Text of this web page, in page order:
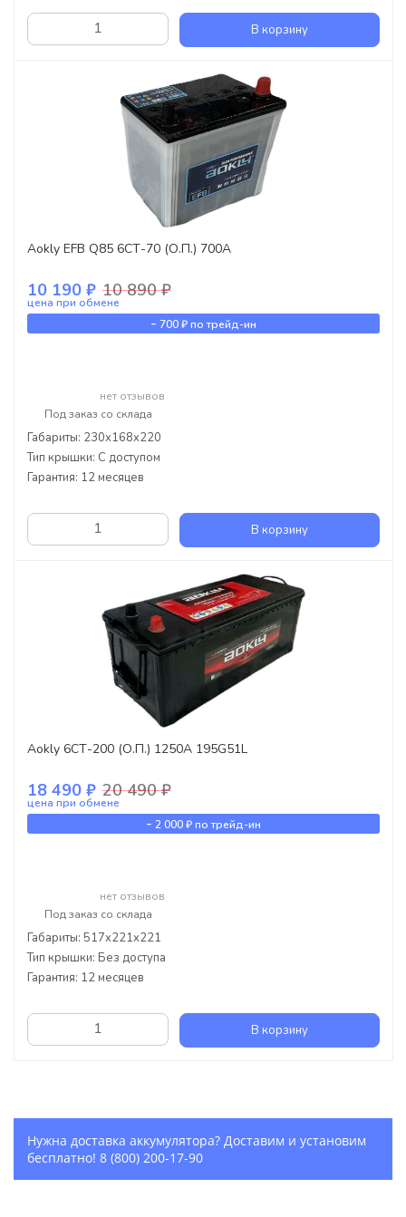
В корзину
Aokly EFB Q85 6СТ-70 (О.П.) 700А
10 190 ₽ 10 890 ₽
цена при обмене
- 700 ₽по трейд-ин
нет отзывов
Под заказ со склада
Габариты: 230x168x220
Тип крышки: С доступом
Гарантия: 12 месяцев
В корзину
Aokly 6СТ-200 (О.П.) 1250А 195G51L
18 490 ₽ 20 490 ₽
цена при обмене
- 2 000 ₽по трейд-ин
нет отзывов
Под заказ со склада
Габариты: 517x221x221
Тип крышки: Без доступа
Гарантия: 12 месяцев
В корзину
Нужна доставка аккумулятора? Доставим и установим
бесплатно! 8 (800) 200-17-90